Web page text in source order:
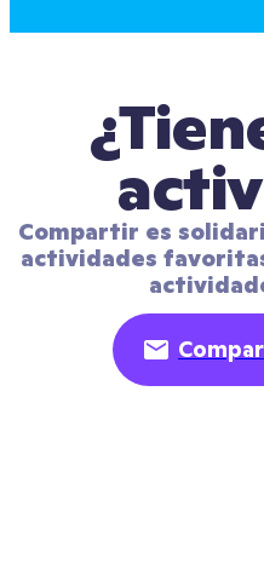
Compartir es
actividades